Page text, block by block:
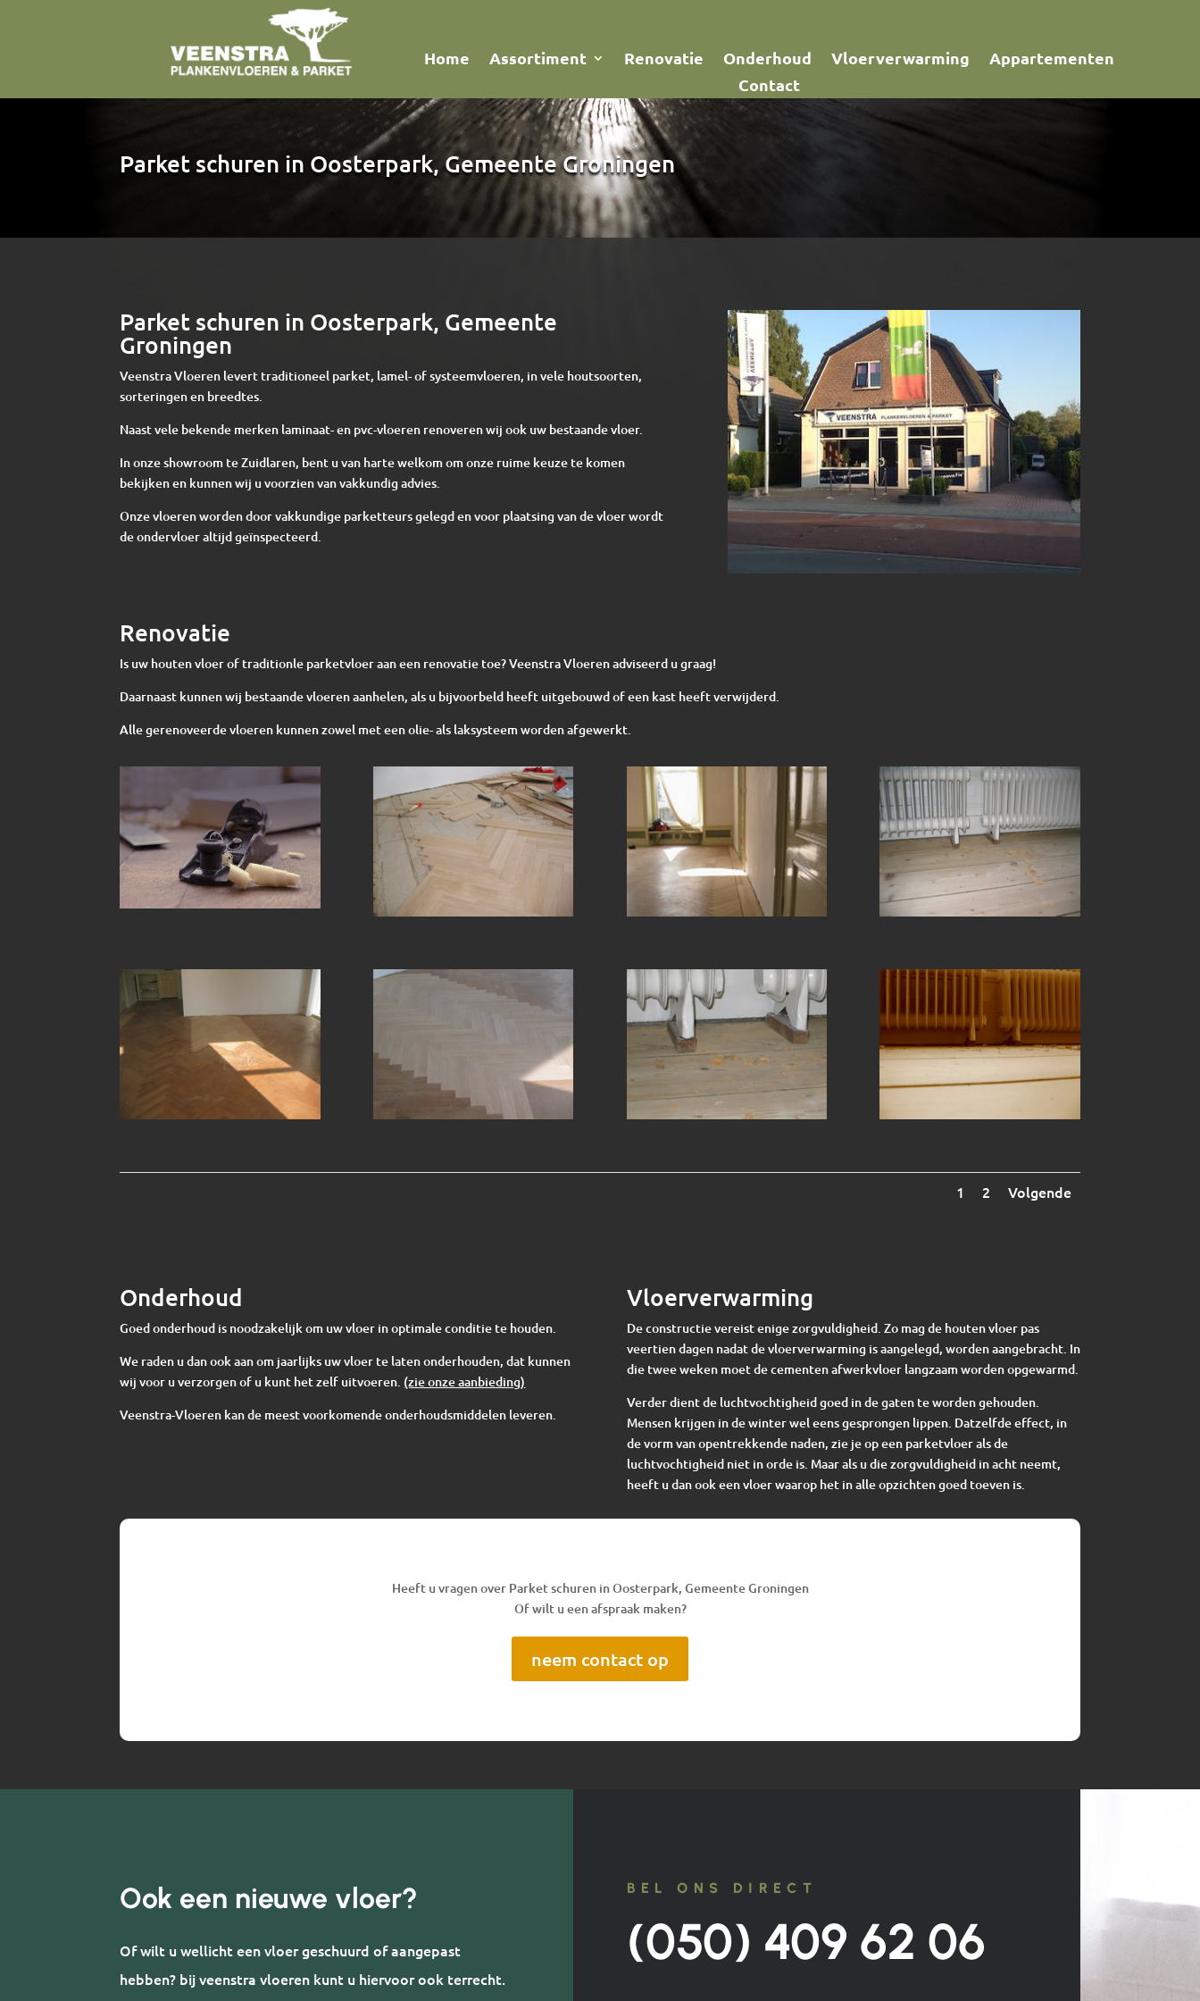
Home Assortiment Renovatie Onderhoud Vloerverwarming
Appartementen
Contact
Parket schuren in Oosterpark, Gemeente Groningen
Parket schuren in Oosterpark, Gemeente
Groningen
Veenstra Vloeren levert traditioneel parket, lamel- of systeemvloeren, in vele houtsoorten,
sorteringen en breedtes.
Naast vele bekende merken laminaat- en pvc-vloeren renoveren wij ook uw bestaande vloer.
In onze showroom te Zuidlaren, bent u van harte welkom om onze ruime keuze te komen
bekijken en kunnen wij u voorzien van vakkundig advies.
Onze vloeren worden door vakkundige parketteurs gelegd en voor plaatsing van de vloer wordt
de ondervloer altijd geïnspecteerd.
Renovatie
Is uw houten vloer of traditionle parketvloer aan een renovatie toe? Veenstra Vloeren adviseerd u graag!
Daarnaast kunnen wij bestaande vloeren aanhelen, als u bijvoorbeld heeft uitgebouwd of een kast heeft verwijderd.
Alle gerenoveerde vloeren kunnen zowel met een olie- als laksysteem worden afgewerkt.
1 2 Volgende
Onderhoud
Goed onderhoud is noodzakelijk om uw vloer in optimale conditie te houden.
We raden u dan ook aan om jaarlijks uw vloer te laten onderhouden, dat kunnen
wij voor u verzorgen of u kunt het zelf uitvoeren. (zie onze aanbieding)
Veenstra-Vloeren kan de meest voorkomende onderhoudsmiddelen leveren.
Vloerverwarming
De constructie vereist enige zorgvuldigheid. Zo mag de houten vloer pas
veertien dagen nadat de vloerverwarming is aangelegd, worden aangebracht. In
die twee weken moet de cementen afwerkvloer langzaam worden opgewarmd.
Verder dient de luchtvochtigheid goed in de gaten te worden gehouden.
Mensen krijgen in de winter wel eens gesprongen lippen. Datzelfde effect, in
de vorm van opentrekkende naden, zie je op een parketvloer als de
luchtvochtigheid niet in orde is. Maar als u die zorgvuldigheid in acht neemt,
heeft u dan ook een vloer waarop het in alle opzichten goed toeven is.
Heeft u vragen over Parket schuren in Oosterpark, Gemeente Groningen
Of wilt u een afspraak maken?
neem contact op
Ook een nieuwe vloer?
Of wilt u wellicht een vloer geschuurd of aangepast
hebben? bij veenstra vloeren kunt u hiervoor ook terrecht.
BEL ONS DIRECT
(050) 409 62 06